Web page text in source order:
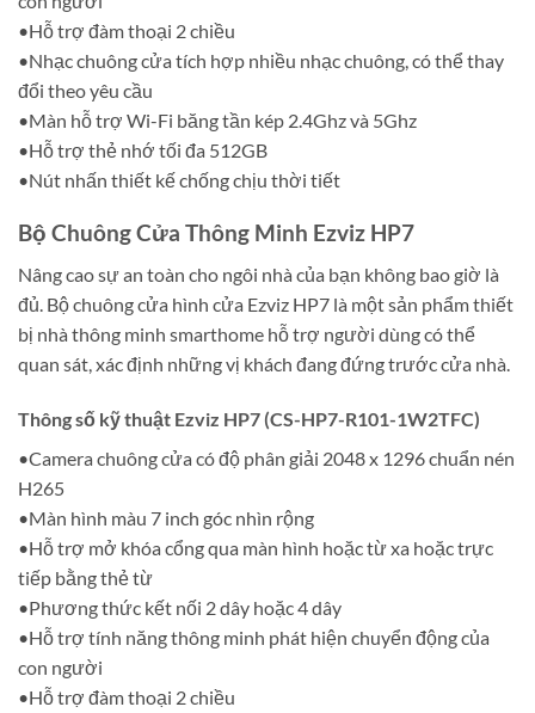
•Hỗ trợ đàm thoại 2 chiều
•Nhạc chuông cửa tích hợp nhiều nhạc chuông, có thể thay
đổi theo yêu cầu
•Màn hỗ trợ Wi-Fi băng tần kép 2.4Ghz và 5Ghz
•Hỗ trợ thẻ nhớ tối đa 512GB
•Nút nhấn thiết kế chống chịu thời tiết
Bộ Chuông Cửa Thông Minh Ezviz HP7
Nâng cao sự an toàn cho ngôi nhà của bạn không bao giờ là
đủ. Bộ chuông cửa hình cửa Ezviz HP7 là một sản phẩm thiết
bị nhà thông minh smarthome hỗ trợ người dùng có thể
quan sát, xác định những vị khách đang đứng trước cửa nhà.
Thông số kỹ thuật Ezviz HP7 (CS-HP7-R101-1W2TFC)
•Camera chuông cửa có độ phân giải 2048 x 1296 chuẩn nén
H265
•Màn hình màu 7 inch góc nhìn rộng
•Hỗ trợ mở khóa cổng qua màn hình hoặc từ xa hoặc trực
tiếp bằng thẻ từ
•Phương thức kết nối 2 dây hoặc 4 dây
•Hỗ trợ tính năng thông minh phát hiện chuyển động của
con người
•Hỗ trợ đàm thoại 2 chiều